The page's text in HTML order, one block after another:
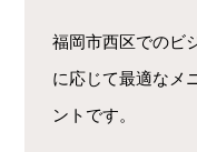
福岡市西区でのビ
に応じて最適なメ
ントです。